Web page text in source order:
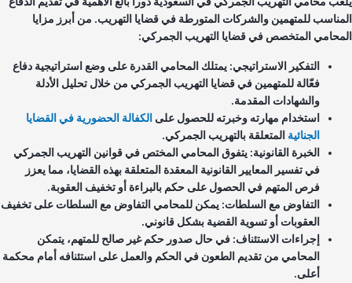
للمتهمين والشركات المتورطة في قضايا التهريب. من أبرز مزايا
المتخصص في قضايا التهريب الجمركي:
التفكير الاستراتيجي: يمتلك المحامي القدرة على وضع استراتيجية دفاع
فعّالة للمتهمين في قضايا التهريب الجمركي من خلال تحليل الأدلة
والشهادات المقدمة.
استخدام مهارته وخبرته للحصول علىالكفالة الحضورية في القضايا
الجنائيةالمتعلقة بالتهريب الجمركي.
الخبرة القانونية: يتفوق المحامي المختص في قوانين التهريب الجمركي
في تفسير المعايير القانونية المعقدة المتعلقة بهذه القضايا، مما يعزز
فرص المتهم في الحصول على حكم بالبراءة أو تخفيف العقوبة.
التفاوض مع السلطات: يمكن للمحامي التفاوض مع السلطات على تخفيف
العقوبات أو تسوية القضية بشكل قانوني.
إجراءات الاستئناف: في حال صدور حكم غير صالح للمتهم، يتمكن
المحامي من تقديم الطعون في الحكم والعمل على استئنافه أمام محكمة
أعلى.